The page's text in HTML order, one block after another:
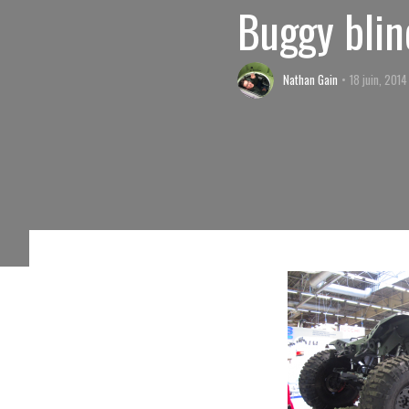
Buggy
Nathan Gain 18 juin, 2014